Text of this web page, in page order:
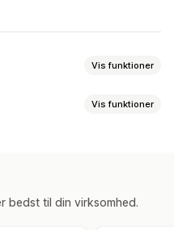
Vis funktioner
Vis funktioner
bedst til din virksomhed.